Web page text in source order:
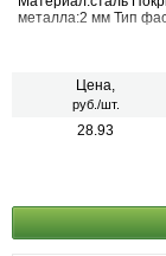
металла:2 мм Тип
Цена,
руб./шт.
28.93